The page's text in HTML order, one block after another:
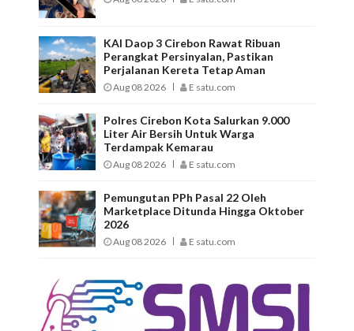
KAI Daop 3 Cirebon Rawat Ribuan
Perangkat Persinyalan, Pastikan
Perjalanan Kereta Tetap Aman
Aug 08 2026 E satu.com
Polres Cirebon Kota Salurkan 9.000
Liter Air Bersih Untuk Warga
Terdampak Kemarau
Aug 08 2026 E satu.com
Pemungutan PPh Pasal 22 Oleh
Marketplace Ditunda Hingga Oktober
2026
Aug 08 2026 E satu.com